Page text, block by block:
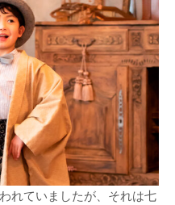
れていましたが、それは七